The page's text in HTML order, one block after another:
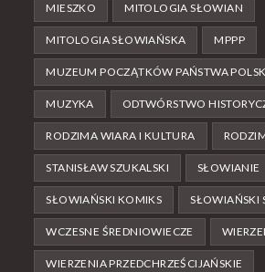
MIESZKO MITOLOGIA SŁOWIAN
MITOLOGIA SŁOWIAŃSKA MPPP
MUZEUM POCZĄTKÓW PAŃSTWA
MUZYKA ODTWÓRSTWO
RODZIMA WIARA I KULTURA
STANISŁAW SZUKALSKI SŁOWIANIE
SŁOWIAŃSKI KOMIKS SŁOWIAŃSKI
WCZESNE ŚREDNIOWIECZE
WIERZENIA PRZEDCHRZEŚCIJAŃSKIE